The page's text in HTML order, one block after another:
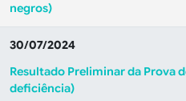
negros)
30/07/2024
Resultado Preliminar da Prova
deficiência)